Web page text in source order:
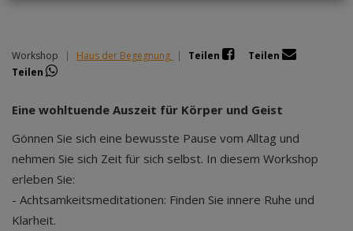
Workshop | Haus der Begegnung | Teilen
Teilen
Teilen
Eine wohltuende Auszeit für Körper und Geist
Gönnen Sie sich eine bewusste Pause vom Alltag und
nehmen Sie sich Zeit für sich selbst. In diesem Workshop
erleben Sie:
- Achtsamkeitsmeditationen: Finden Sie innere Ruhe und
Klarheit.